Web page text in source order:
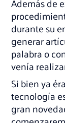
durante su
generar
palabra o
venía
Si bien ya
tecnología
gran